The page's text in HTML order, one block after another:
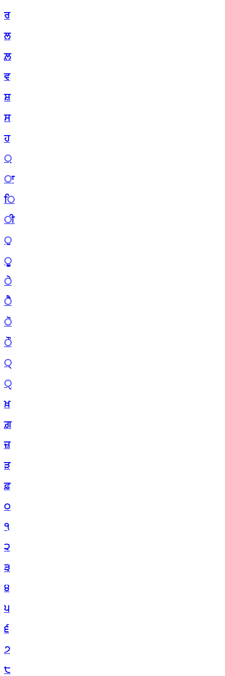
ਰ
ਲ
ਲ਼
ਵ
ਸ਼
ਸ
ਹ
਼
ਾ
ਿ
ੀ
ੁ
ੂ
ੇ
ੈ
ੋ
ੌ
੍
ੑ
ਖ਼
ਗ਼
ਜ਼
ੜ
ਫ਼
੦
੧
੨
੩
੪
੫
੬
੭
੮